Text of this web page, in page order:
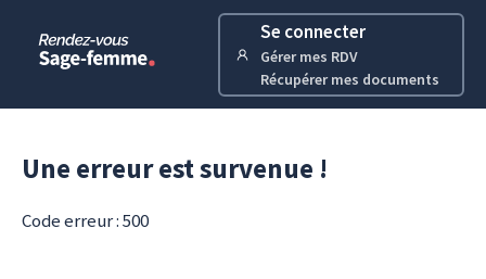
Se connecter
Gérer mes RDV
Récupérer mes documents
Une erreur est survenue !
Code erreur : 500